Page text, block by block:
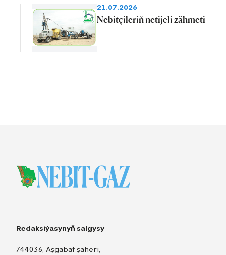
21.07.2026
Nebitçileriň netijeli zähmeti
Redaksiýasynyň salgysy
744036, Aşgabat şäheri,